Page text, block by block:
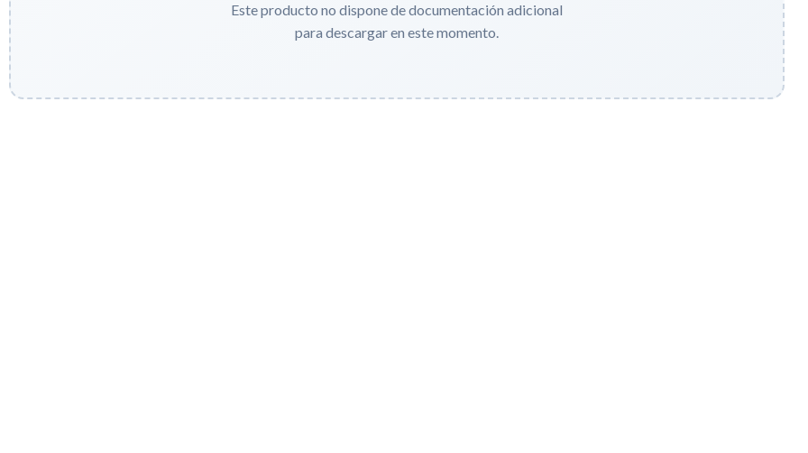
Este producto no dispone de documentación adicional
para descargar en este momento.